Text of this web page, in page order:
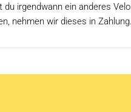
du irgendwann ein anderes
nehmen wir dieses in Zahlung.